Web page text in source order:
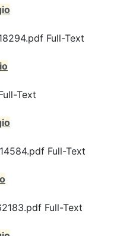
Full-Text
Text
Full-Text
Full-Text